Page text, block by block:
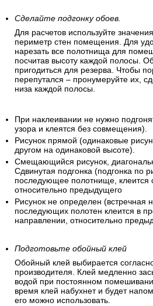
Сделайте подгонку обоев.
Для расчетов используйте
периметр стен помещения. Для
нарезать все полотнища для
посчитав высоту каждой полосы.
пригодиться для резерва. Чтобы
перепутался – пронумеруйте их,
низа каждой полосы.
При наклеивании не нужно
узора и клеятся без совмещения).
Рисунок прямой (одинаковые
другом на одинаковой высоте).
Смещающийся рисунок,
Сдвинутая подгонка (подгонка по
последующее полотнище, клеится
относительно предыдущего
Рисунок не определен (встречная
последующих полотен клеится в
направлении, относительно
Подготовьте обойный клей
Обойный клей выбирается
производителя. Клей медленно
водой при постоянном
время клей набухнет и будет
его можно использовать.